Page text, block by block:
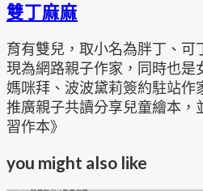
雙丁麻麻
育有雙兒，取小名為胖丁、可
現為網路親子作家，同時也是
媽咪拜、波波黛莉簽約駐站作
推廣親子共讀分享兒童繪本，
習作本》
you might also like